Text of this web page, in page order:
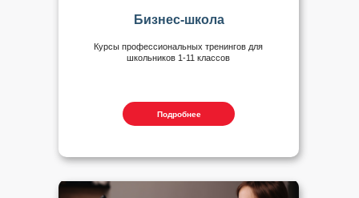
Курсы профессиональных тренингов для
школьников 1-11 классов
Бизнес-школа
Подробнее